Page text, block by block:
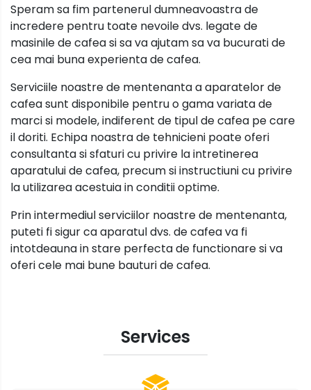
Speram sa fim partenerul dumneavoastra de
incredere pentru toate nevoile dvs. legate de
masinile de cafea si sa va ajutam sa va bucurati de
cea mai buna experienta de cafea.
Serviciile noastre de mentenanta a aparatelor de
cafea sunt disponibile pentru o gama variata de
marci si modele, indiferent de tipul de cafea pe care
il doriti. Echipa noastra de tehnicieni poate oferi
consultanta si sfaturi cu privire la intretinerea
aparatului de cafea, precum si instructiuni cu privire
la utilizarea acestuia in conditii optime.
Prin intermediul serviciilor noastre de mentenanta,
puteti fi sigur ca aparatul dvs. de cafea va fi
intotdeauna in stare perfecta de functionare si va
oferi cele mai bune bauturi de cafea.
Services